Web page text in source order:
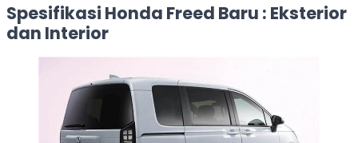
Spesifikasi Honda Freed Baru : Eksterior
dan Interior